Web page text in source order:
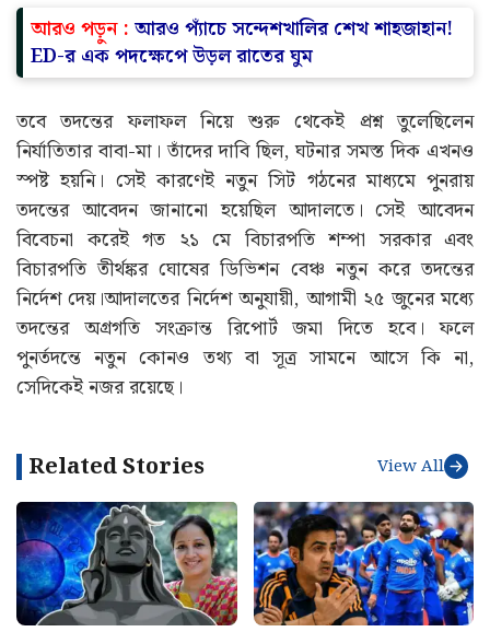
আরও পড়ুন : আরও প্যাঁচে সন্দেশখালির শেখ শাহজাহান!
ED-র এক পদক্ষেপে উড়ল রাতের ঘুম
তবে তদন্তের ফলাফল নিয়ে শুরু থেকেই প্রশ্ন তুলেছিলেন
নির্যাতিতার বাবা-মা। তাঁদের দাবি ছিল, ঘটনার সমস্ত দিক এখনও
স্পষ্ট হয়নি। সেই কারণেই নতুন সিট গঠনের মাধ্যমে পুনরায়
তদন্তের আবেদন জানানো হয়েছিল আদালতে। সেই আবেদন
বিবেচনা করেই গত ২১ মে বিচারপতি শম্পা সরকার এবং
বিচারপতি তীর্থঙ্কর ঘোষের ডিভিশন বেঞ্চ নতুন করে তদন্তের
নির্দেশ দেয়।আদালতের নির্দেশ অনুযায়ী, আগামী ২৫ জুনের মধ্যে
তদন্তের অগ্রগতি সংক্রান্ত রিপোর্ট জমা দিতে হবে। ফলে
পুনর্তদন্তে নতুন কোনও তথ্য বা সূত্র সামনে আসে কি না,
সেদিকেই নজর রয়েছে।
Related Stories View All